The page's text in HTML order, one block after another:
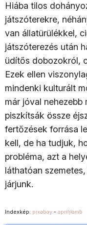
Hiába tilos
játszóterekre,
van állatürülékkel,
játszóterezés után
üdítős dobozokról,
Ezek ellen
mindenki kulturált
már jóval
piszkítsák össze
fertőzések forrása
kell, de ha tudjuk,
probléma, azt a
láthatóan
járjunk.
Indexkép: pixabay - apriljlamb